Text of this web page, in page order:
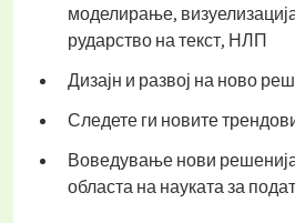
моделирање,
рударство на текст, НЛП
Дизајн и развој на ново
Следете ги новите
Воведување нови
областа на науката за